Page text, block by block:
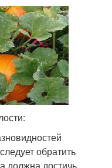
обратить
должна достичь